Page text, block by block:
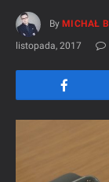
By MICHAŁ
listopada, 2017